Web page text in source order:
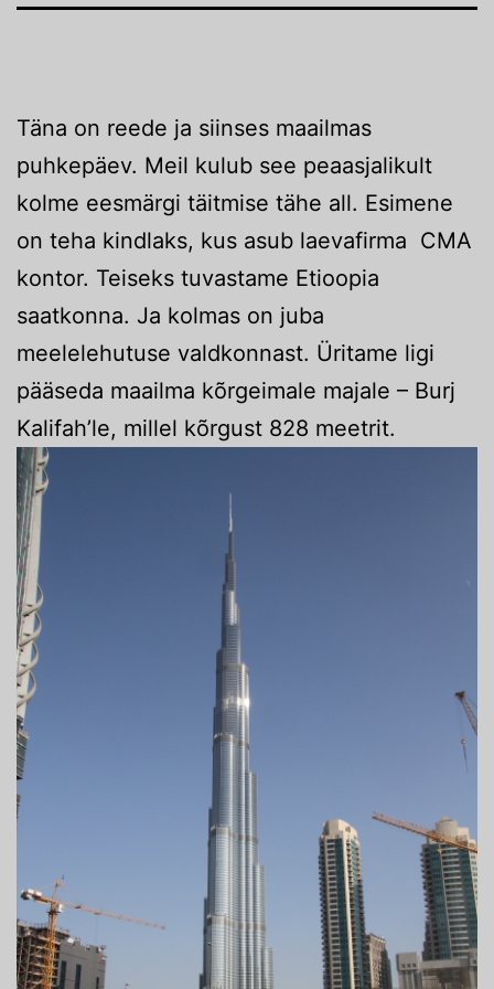
Täna on reede ja siinses maailmas
puhkepäev. Meil kulub see peaasjalikult
kolme eesmärgi täitmise tähe all. Esimene
on teha kindlaks, kus asub laevafirma CMA
kontor. Teiseks tuvastame Etioopia
saatkonna. Ja kolmas on juba
meelelehutuse valdkonnast. Üritame ligi
pääseda maailma kõrgeimale majale – Burj
Kalifah’le, millel kõrgust 828 meetrit.